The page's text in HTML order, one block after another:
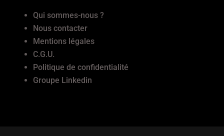
Qui sommes-nous ?
Nous contacter
Mentions légales
C.G.U.
Politique de confidentialité
Groupe Linkedin